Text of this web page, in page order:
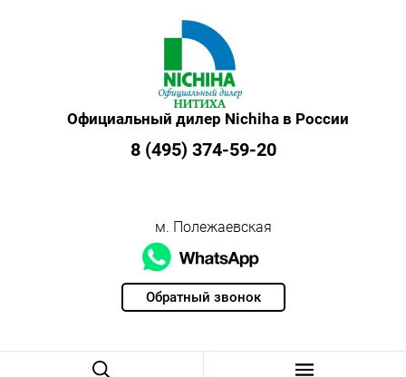
Обратный звонок
Официальный дилер Nichiha в России
8 (495) 374-59-20
м. Полежаевская